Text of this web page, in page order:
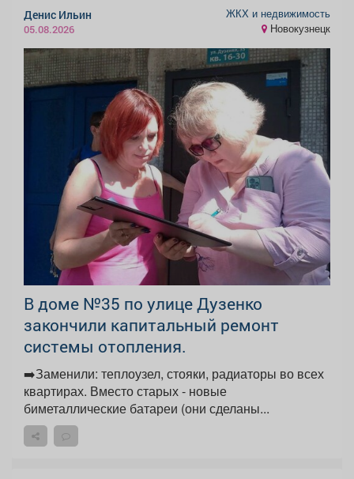
Денис Ильин
05.08.2026
ЖКХ и недвижимость
Новокузнецк
В доме №35 по улице Дузенко
закончили капитальный ремонт
системы отопления.
➡️Заменили: теплоузел, стояки, радиаторы во всех
квартирах. Вместо старых - новые
биметаллические батареи (они сделаны...